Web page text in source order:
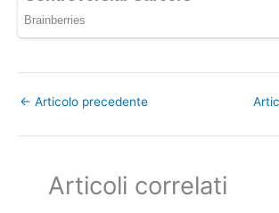
← Articolo precedente
Articoli correlati